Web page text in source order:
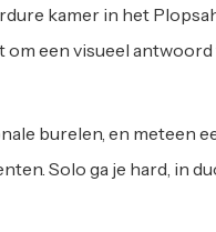
kamer in het
een visueel
burelen, en meteen
Solo ga je hard, in